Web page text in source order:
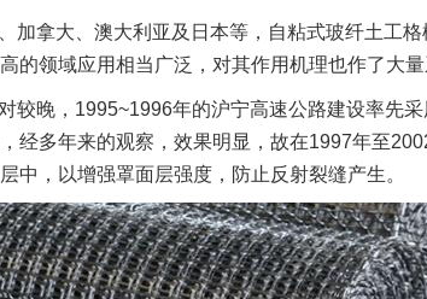
加拿大、澳大利亚及日本等，自粘式玻纤土工
的领域应用相当广泛，对其作用机理也作了大
较晚，1995~1996年的沪宁高速公路建设率先
经多年来的观察，效果明显，故在1997年至
中，以增强罩面层强度，防止反射裂缝产生。